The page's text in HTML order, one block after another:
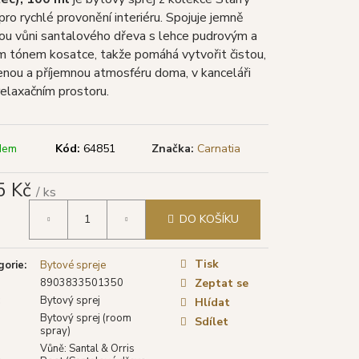
rychlé provonění interiéru. Spojuje jemně
vůni santalového dřeva s lehce pudrovým a
tónem kosatce, takže pomáhá vytvořit čistou,
a příjemnou atmosféru doma, v kanceláři
prostoru.
Kód: 64851 Značka: Carnatia
Kč / ks
DO KOŠÍKU
:
Bytové spreje
8903833501350
Bytový sprej
Bytový sprej (room
spray)
Vůně: Santal & Orris
Tisk
Zeptat se
Hlídat
Sdílet
ŠALVĚJ), 15 G